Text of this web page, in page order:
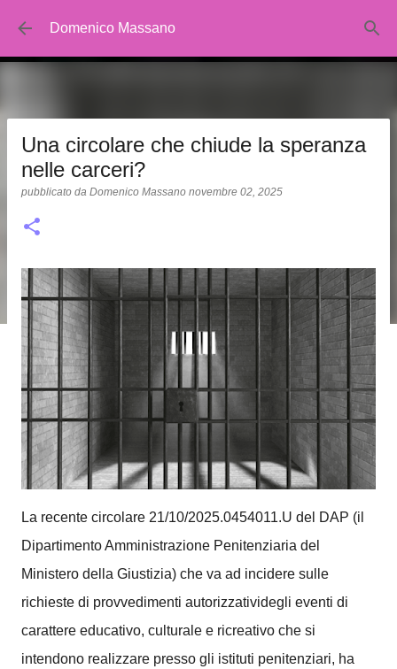
Passa ai contenuti principali
Domenico Massano
Una circolare che chiude la speranza
nelle carceri?
pubblicato da Domenico Massano novembre 02, 2025
La recente circolare 21/10/2025.0454011.U del DAP (il
Dipartimento Amministrazione Penitenziaria del
Ministero della Giustizia) che va ad incidere sulle
richieste di provvedimenti autorizzatividegli eventi di
carattere educativo, culturale e ricreativo che si
intendono realizzare presso gli istituti penitenziari, ha